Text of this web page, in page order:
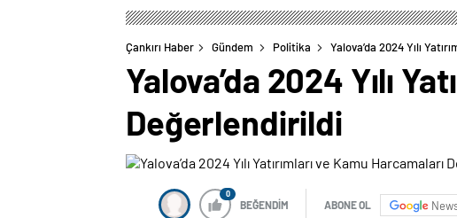
Çankırı Haber Gündem Politika Yalova’da 2024 Yılı
Yalova’da 2024 Yılı
Değerlendirildi
0
BEĞENDİM ABONE OL